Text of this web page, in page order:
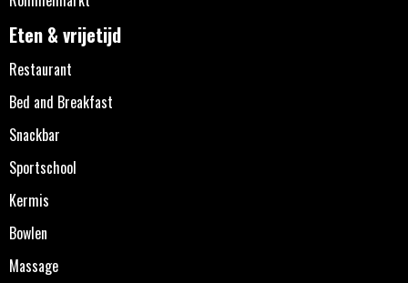
Eten & vrijetijd
Restaurant
Bed and Breakfast
Snackbar
Sportschool
Kermis
Bowlen
Massage